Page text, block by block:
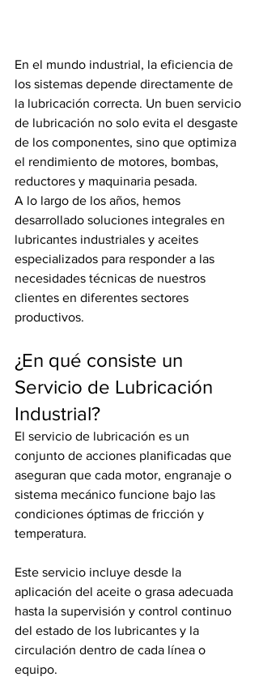
En el mundo industrial, la eficiencia de
los sistemas depende directamente de
la lubricación correcta. Un buen servicio
de lubricación no solo evita el desgaste
de los componentes, sino que optimiza
el rendimiento de motores, bombas,
reductores y maquinaria pesada.
A lo largo de los años, hemos
desarrollado soluciones integrales en
lubricantes industriales y aceites
especializados para responder a las
necesidades técnicas de nuestros
clientes en diferentes sectores
productivos.
¿En qué consiste un
Servicio de Lubricación
Industrial?
El servicio de lubricación es un
conjunto de acciones planificadas que
aseguran que cada motor, engranaje o
sistema mecánico funcione bajo las
condiciones óptimas de fricción y
temperatura.
Este servicio incluye desde la
aplicación del aceite o grasa adecuada
hasta la supervisión y control continuo
del estado de los lubricantes y la
circulación dentro de cada línea o
equipo.